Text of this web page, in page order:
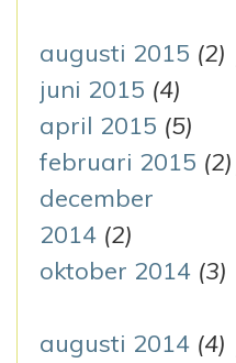
augusti 2015 (2)
juni 2015 (4)
april 2015 (5)
februari 2015 (2)
december
2014 (2)
oktober 2014 (3)
augusti 2014 (4)